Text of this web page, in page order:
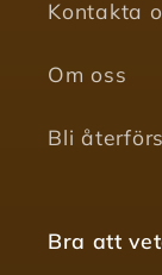
Kontakta
Om oss
Bli
Bra att